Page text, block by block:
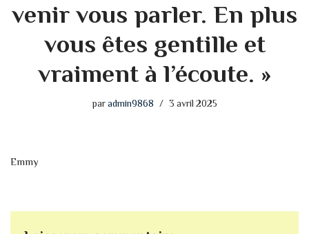
venir vous parler. En plus
vous êtes gentille et
vraiment à l’écoute. »
par admin9868 3 avril 2025
Emmy